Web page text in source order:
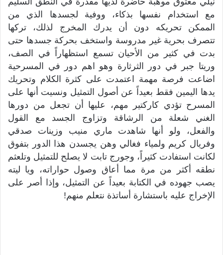
مع استخدام نفسها بذكاء، ووفية لجسدها الذي من
الممكن تحريكه دون أن يدرك المخرج لذلك، تركها
تتصرف بحرية غير مدروسة واستخف بحركة جسدها حتى
بدت في كثير من الأحيان تسمع استظهاراً في الصف،
وريتا جبر في دور الثرثارة وهو اهم دور في المسرحية
اضاعت فرصة مهمة اعتمدت على كثرة الكلام وتحريك
يدها اليمين فقط بعيداً عن أصول التمثيل ونسيت أنها على
المسرح تؤدي كاركتير مهم، عليها أن تجعل من دورها
الغني شعلة من الرشاقة وتزاوج الجسد مع القول
والفعل، ولو أنها شاهدت ماري منيب وزينات صدقي
وفريال كريم ولمياء فغالي وهن يجسدن هذا الدور بتفوق
لكانت استفادت كثيراً، وجورج تابت لا يصلح للتمثيل وتلعثم
نطقه أكثر من مرة مما أعاق وصول حواراته، ويا ليته
يصب جهوده في الكتابة بعيداً عن التمثيل، وإذا أصر على
الإخراج عليه باستشارة أساتذة نتعلم منهم!